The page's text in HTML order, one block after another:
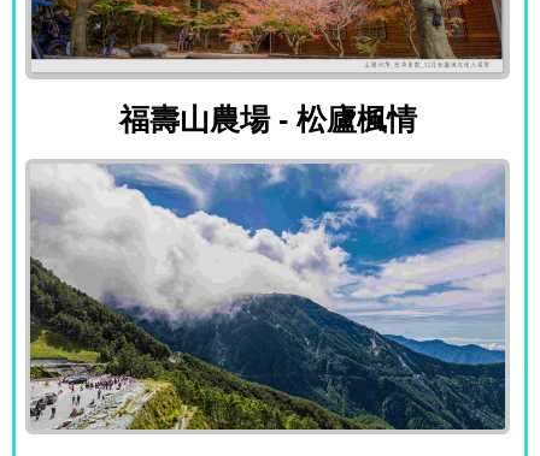
福壽山農場 - 松廬楓情
福壽山農場 - 松廬楓情
臺東 - 南橫埡口